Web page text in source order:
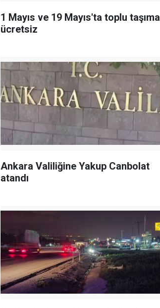
1 Mayıs ve 19 Mayıs'ta toplu taşıma
ücretsiz
Ankara Valiliğine Yakup Canbolat
atandı